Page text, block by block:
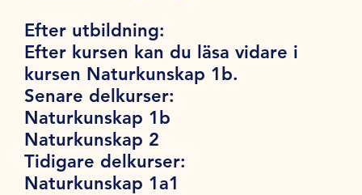
Efter utbildning:
Efter kursen kan du läsa vidare i
kursen Naturkunskap 1b.
Senare delkurser:
Naturkunskap 1b
Naturkunskap 2
Tidigare delkurser:
Naturkunskap 1a1